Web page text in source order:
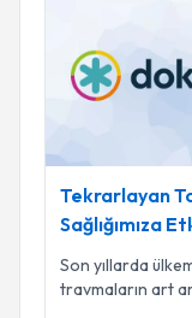
Tekrarlayan
Sağlığımıza
Son yıllarda
travmaların art